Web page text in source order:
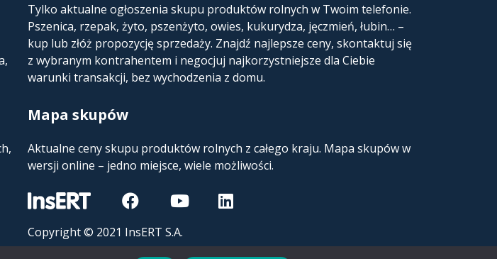
Tylko aktualne ogłoszenia skupu produktów rolnych w Twoim telefonie.
Pszenica, rzepak, żyto, pszenżyto, owies, kukurydza, jęczmień, łubin… –
kup lub złóż propozycję sprzedaży. Znajdź najlepsze ceny, skontaktuj się
z wybranym kontrahentem i negocjuj najkorzystniejsze dla Ciebie
warunki transakcji, bez wychodzenia z domu.
Mapa skupów​
Aktualne ceny skupu produktów rolnych z całego kraju. Mapa skupów w
wersji online – jedno miejsce, wiele możliwości.
Copyright © 2021 InsERT S.A.